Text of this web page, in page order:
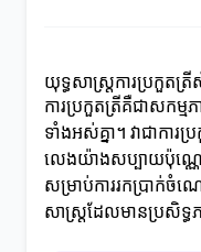
យុទ្ធសាស្ត្រការប្រកួតត្រី
ការប្រកួតត្រីគឺជាសកម្
ទាំងអស់គ្នា។ វាជាការ
លេងយ៉ាងសប្បាយប៉ុណ្ណោ
សម្រាប់ការរកប្រាក់ចំណ
សាស្ត្រដែលមានប្រសិទ្ធ